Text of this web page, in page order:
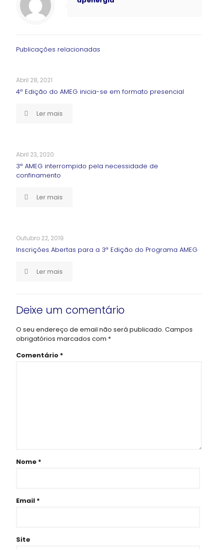
Publicações relacionadas
Abril 28, 2021
4ª Edição do AMEG inicia-se em formato presencial
Ler mais
Abril 23, 2020
3ª AMEG interrompido pela necessidade de
confinamento
Ler mais
Outubro 22, 2019
Inscrições Abertas para a 3ª Edição do Programa AMEG
Ler mais
Deixe um comentário
O seu endereço de email não será publicado. Campos
obrigatórios marcados com *
Comentário *
Nome *
Email *
Site